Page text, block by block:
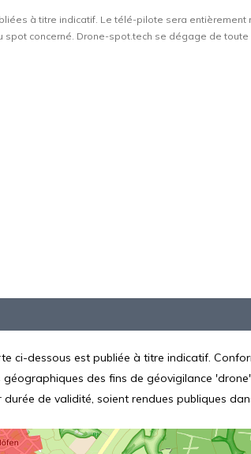
à titre indicatif. Le télé-pilote sera
spot concerné. Drone-spot.tech se dégage de
ci-dessous est publiée à titre indicatif.
des fins de géovigilance
de validité, soient rendues publiques